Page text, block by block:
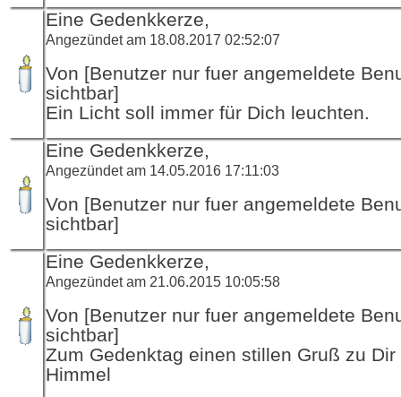
Eine Gedenkkerze,
Angezündet am 18.08.2017 02:52:07
Von [Benutzer nur fuer angemeldete
sichtbar]
Ein Licht soll immer für Dich leuchten.
Eine Gedenkkerze,
Angezündet am 14.05.2016 17:11:03
Von [Benutzer nur fuer angemeldete
sichtbar]
Eine Gedenkkerze,
Angezündet am 21.06.2015 10:05:58
Von [Benutzer nur fuer angemeldete
sichtbar]
Zum Gedenktag einen stillen Gruß zu Dir
Himmel